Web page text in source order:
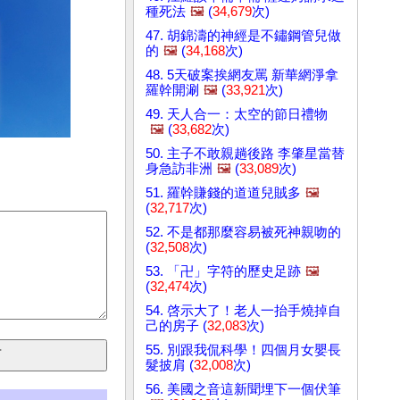
種死法 🖼️ (34,679次)
47. 胡錦濤的神經是不鏽鋼管兒做
的 🖼️ (34,168次)
48. 5天破案挨網友罵 新華網淨拿
羅幹開涮 🖼️ (33,921次)
49. 天人合一：太空的節日禮物
🖼️ (33,682次)
50. 主子不敢親趟後路 李肇星當替
身急訪非洲 🖼️ (33,089次)
51. 羅幹賺錢的道道兒賊多 🖼️
(32,717次)
52. 不是都那麼容易被死神親吻的
(32,508次)
53. 「卍」字符的歷史足跡 🖼️
(32,474次)
54. 啓示大了！老人一抬手燒掉自
己的房子 (32,083次)
55. 別跟我侃科學！四個月女嬰長
髮披肩 (32,008次)
56. 美國之音這新聞埋下一個伏筆